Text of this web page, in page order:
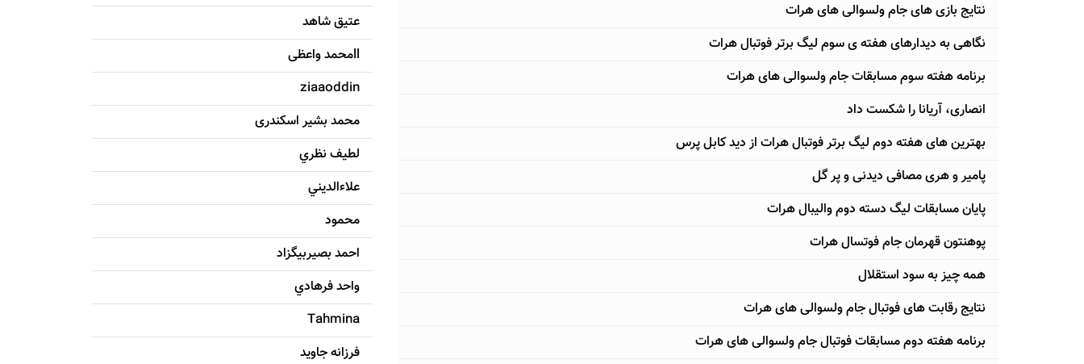
نتایج بازی های جام ولسوالی های هرات
نگاهی به دیدارهای هفته ی سوم لیگ برتر فوتبال هرات
برنامه هفته سوم مسابقات جام ولسوالی های هرات
انصاری، آریانا را شکست داد
بهترین های هفته دوم لیگ برتر فوتبال هرات از دید کابل پرس
پامیر و هری مصافی دیدنی و پر گل
پایان مسابقات لیگ دسته دوم والیبال هرات
پوهنتون قهرمان جام فوتسال هرات
همه چیز به سود استقلال
نتایج رقابت های فوتبال جام ولسوالی های هرات
برنامه هفته دوم مسابقات فوتبال جام ولسوالی های هرات
عتیق شاهد
llمحمد واعظی
ziaaoddin
محمد بشیر اسکندری
لطيف نظري
علاءالديني
محمود
احمد بصيربيگزاد
واحد فرهادي
Tahmina
فرزانه جاويد